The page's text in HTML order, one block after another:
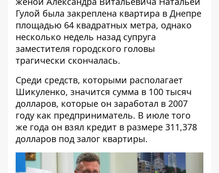
Гулой была закреплена квартира в Днепре
площадью 64 квадратных метра, однако
несколько недель назад супруга
заместителя городского головы
трагически скончалась.
Среди средств, которыми располагает
Шикуленко, значится сумма в 100 тысяч
долларов, которые он заработал в 2007
году как предприниматель. В июле того
же года он взял кредит в размере 311,378
долларов под залог квартиры.